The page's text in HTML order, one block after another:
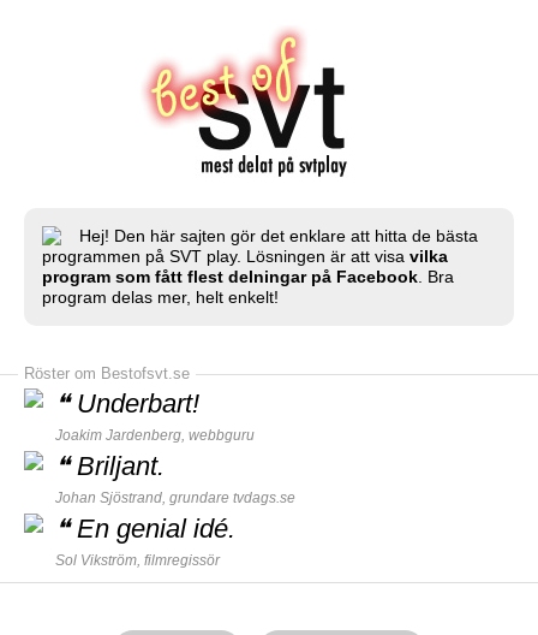
Hej! Den här sajten gör det enklare att hitta de bästa
programmen på SVT play. Lösningen är att visa vilka
program som fått flest delningar på Facebook . Bra
program delas mer, helt enkelt!
Röster om Bestofsvt.se
❝ Underbart!
Joakim Jardenberg, webbguru
❝Briljant.
Johan Sjöstrand, grundare tvdags.se
❝En genial idé.
Sol Vikström, filmregissör